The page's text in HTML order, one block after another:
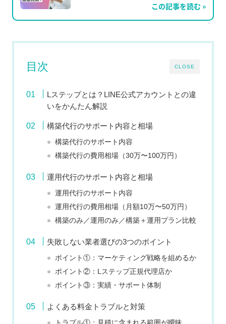
この記事を読む »
CLOSE
目次
Lステップとは？LINE公式アカウントとの違
いをかんたん解説
構築代行のサポート内容と相場
構築代行のサポート内容
構築代行の費用相場（30万〜100万円）
運用代行のサポート内容と相場
運用代行のサポート内容
運用代行の費用相場（月額10万〜50万円）
構築のみ／運用のみ／構築＋運用プラン比較
失敗しない業者選びの3つのポイント
ポイント①：マーケティング戦略を組めるか
ポイント②：Lステップ正規代理店か
ポイント③：実績・サポート体制
よくある料金トラブルと対策